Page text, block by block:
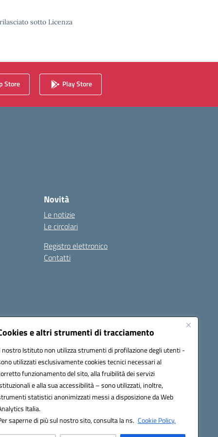
e altri strumenti di tracciamento
nostro Istituto non utilizza strumenti di profilazione degli utenti -
utilizzati esclusivamente cookies tecnici necessari al
funzionamento del sito, alla fruibilità dei servizi
e alla sua accessibilità – sono utilizzati, inoltre,
statistici anonimizzati messi a disposizione da Web
Italia.
saperne di più sul nostro sito, consulta la ns. Cookie Policy.
sotto Licenza
Store Play Store
Novità
Le notizie
Le circolari
Registro elettronico
Contatti